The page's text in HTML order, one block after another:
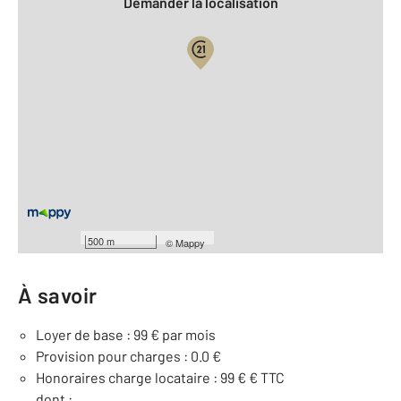
500 m ©Mappy
Général
Façade : 2,20 m
À savoir
Loyer de base : 99 € par mois
Provision pour charges : 0.0 €
Honoraires charge locataire : 99 € € TTC